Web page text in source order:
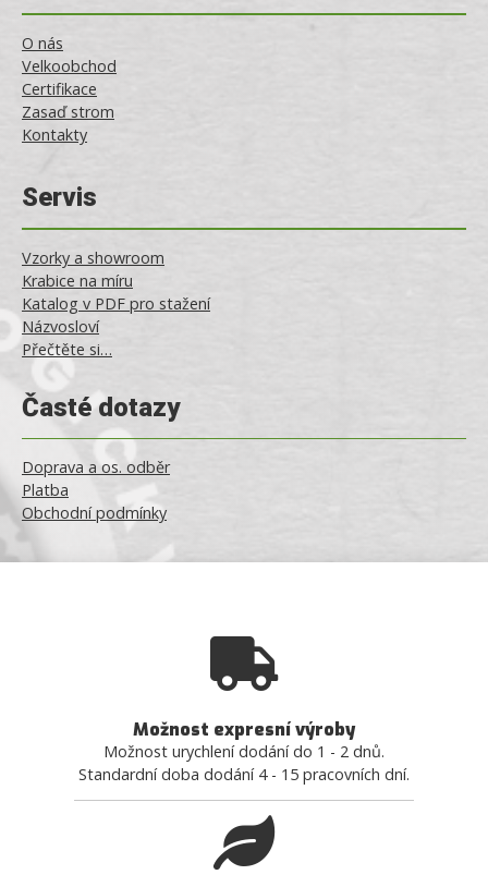
O nás
Velkoobchod
Certifikace
Zasaď strom
Kontakty
Servis
Vzorky a showroom
Krabice na míru
Katalog v PDF pro stažení
Názvosloví
Přečtěte si…
Časté dotazy
Doprava a os. odběr
Platba
Obchodní podmínky
Možnost expresní výroby
Možnost urychlení dodání do 1 - 2 dnů.
Standardní doba dodání 4 - 15 pracovních dní.